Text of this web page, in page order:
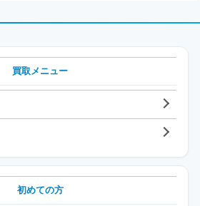
買取メニュー
初めての方